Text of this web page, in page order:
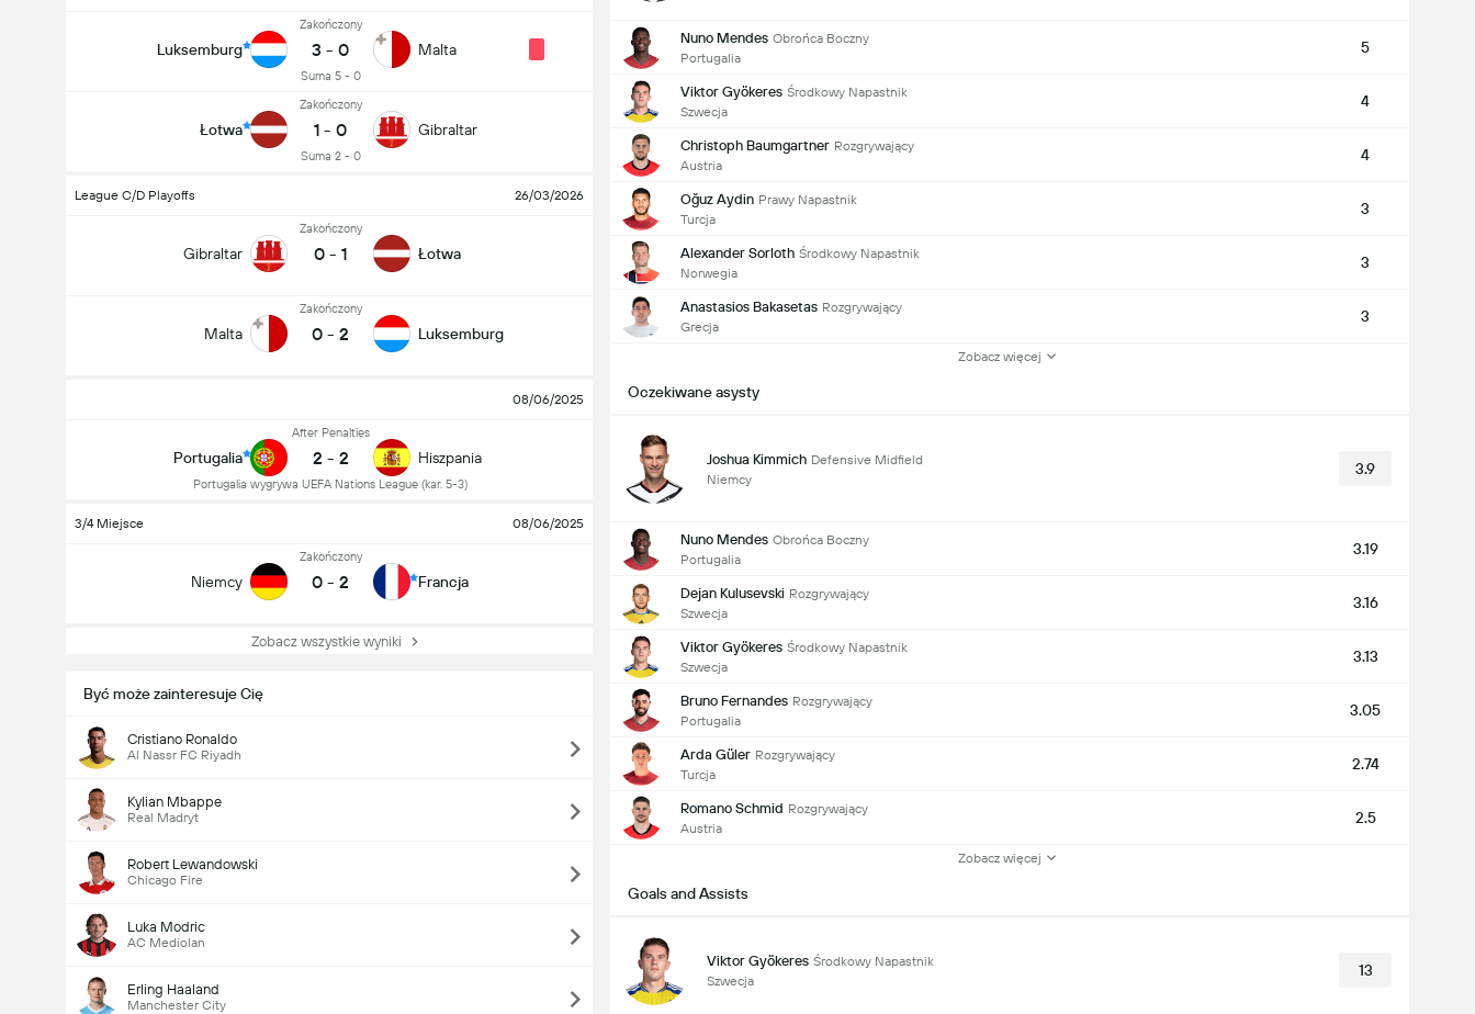
Luksemburg
Zakończony
3 - 0
Suma 5 - 0
Malta
Łotwa
Zakończony
1 - 0
Suma 2 - 0
Gibraltar
League C/D Playoffs 26/03/2026
Gibraltar
Zakończony
0 - 1 Łotwa
Malta
Zakończony
0 - 2 Luksemburg
08/06/2025
Portugalia
After Penalties
2 - 2
Portugalia wygrywa UEFA Nations League (kar. 5-3)
Hiszpania
3/4 Miejsce 08/06/2025
Niemcy
Zakończony
0 - 2 Francja
Zobacz wszystkie wyniki
Być może zainteresuje Cię
Cristiano Ronaldo
Al Nassr FC Riyadh
Kylian Mbappe
Real Madryt
Robert Lewandowski
Chicago Fire
Luka Modric
AC Mediolan
Erling Haaland
Manchester City
Nuno Mendes Obrońca Boczny
Portugalia
5
Viktor Gyökeres Środkowy Napastnik
Szwecja
4
Christoph Baumgartner Rozgrywający
Austria
4
Oğuz Aydin Prawy Napastnik
Turcja
3
Alexander Sorloth Środkowy Napastnik
Norwegia
3
Anastasios Bakasetas Rozgrywający
Grecja
3
Zobacz więcej
Oczekiwane asysty
Joshua Kimmich Defensive Midfield
Niemcy
3.9
Nuno Mendes Obrońca Boczny
Portugalia
3.19
Dejan Kulusevski Rozgrywający
Szwecja
3.16
Viktor Gyökeres Środkowy Napastnik
Szwecja
3.13
Bruno Fernandes Rozgrywający
Portugalia
3.05
Arda Güler Rozgrywający
Turcja
2.74
Romano Schmid Rozgrywający
Austria
2.5
Zobacz więcej
Goals and Assists
Viktor Gyökeres Środkowy Napastnik
Szwecja
13